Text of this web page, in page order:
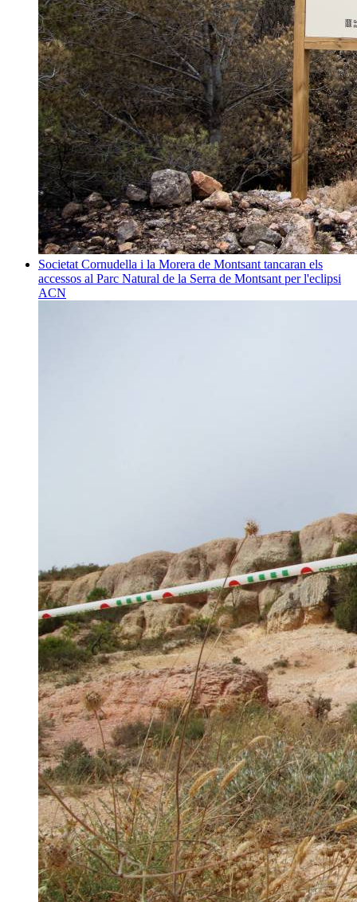
Societat Cornudella i la Morera de Montsant tancaran els
accessos al Parc Natural de la Serra de Montsant per l'eclipsi
ACN